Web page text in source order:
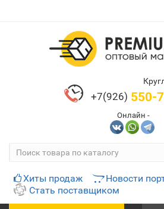
+7(926) 550-
Онлайн -
Хиты продаж Новости
Стать поставщиком